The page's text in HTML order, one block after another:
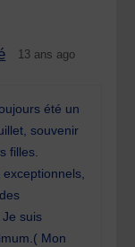
13 ans ago
été un
souvenir
filles.
suis
Mon